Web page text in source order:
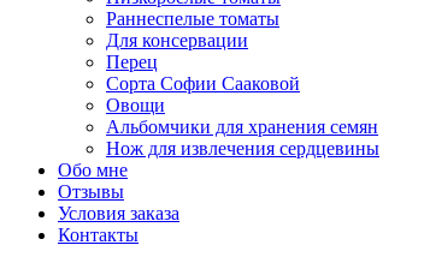
Раннеспелые томаты
Для консервации
Перец
Сорта Софии Сааковой
Овощи
Альбомчики для хранения семян
Нож для извлечения сердцевины
Обо мне
Отзывы
Условия заказа
Контакты